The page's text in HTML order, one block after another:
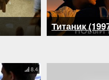
Титаник
8.4